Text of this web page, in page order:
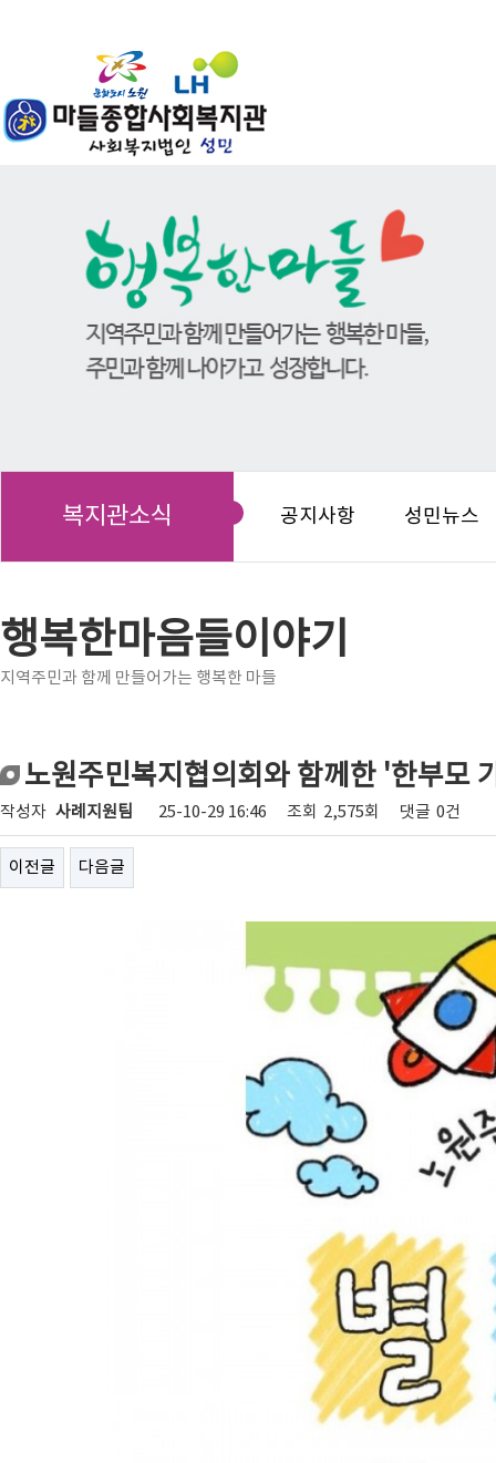
복지관소식 공지사항 성민뉴스
행복한마음들이야기
지역주민과 함께 만들어가는 행복한 마들
노원주민복지협의회와 함께한 '한부모
작성자 사례지원팀 25-10-29 16:46 조회 2,575회 댓글 0건
이전글 다음글